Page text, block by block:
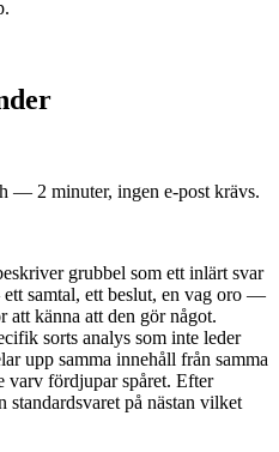
— 2 minuter, ingen e-post krävs.
grubbel som ett inlärt svar
samtal, ett beslut, en vag oro —
att känna att den gör något.
sorts analys som inte leder
upp samma innehåll från samma
varv fördjupar spåret. Efter
på nästan vilket